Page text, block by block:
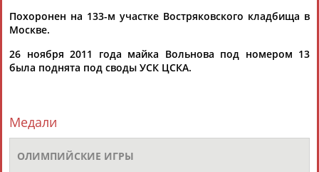
Камалудин
АБДУЛДАУДОВ
Абдула
Магомед
Назир
24 персон из 13181
ЕЩЁ ПЕРСОНЫ
Похоронен на 133-м участке Востряковского кладбища в
Москве.
26 ноября 2011 года майка Вольнова под номером 13
была поднята под своды УСК ЦСКА.
Медали
ОЛИМПИЙСКИЕ ИГРЫ